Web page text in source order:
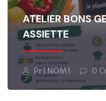
ATELIER BONS
ASSIETTE
Pr1 NOM1 0